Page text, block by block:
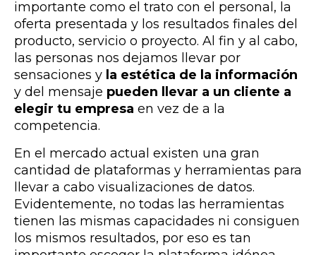
importante como el trato con el personal, la
oferta presentada y los resultados finales del
producto, servicio o proyecto. Al fin y al cabo,
las personas nos dejamos llevar por
sensaciones y la estética de la información
y del mensaje pueden llevar a un cliente a
elegir tu empresa en vez de a la
competencia.
En el mercado actual existen una gran
cantidad de plataformas y herramientas para
llevar a cabo visualizaciones de datos.
Evidentemente, no todas las herramientas
tienen las mismas capacidades ni consiguen
los mismos resultados, por eso es tan